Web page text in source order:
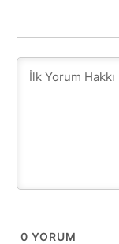
0 YORUM